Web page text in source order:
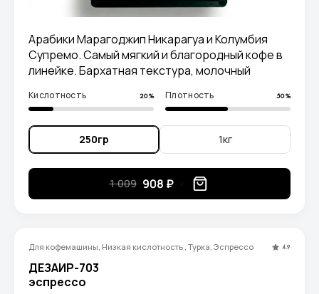
Арабики Марагоджип Никарагуа и Колумбия
Супремо. Самый мягкий и благородный кофе в
линейке. Бархатная текстура, молочный
Кислотность 20% Плотность 50%
250гр 1кг
1 009 908 ₽
Для кофемашины, Низкая кислотность , Турка, Эспрессо 4.9
ДЕЗАИР-703
эспрессо